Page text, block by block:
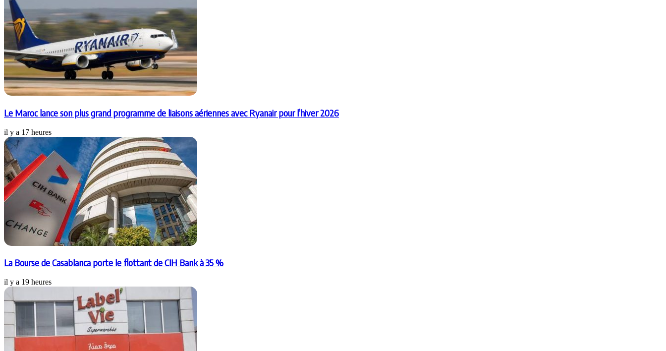
Le Maroc lance son plus grand programme de liaisons aériennes avec Ryanair pour l’hiver 2026
il y a 17 heures
La Bourse de Casablanca porte le flottant de CIH Bank à 35 %
il y a 19 heures